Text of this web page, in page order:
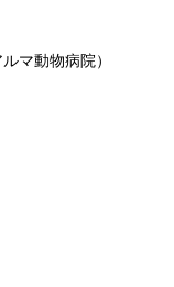
マ動物病院）